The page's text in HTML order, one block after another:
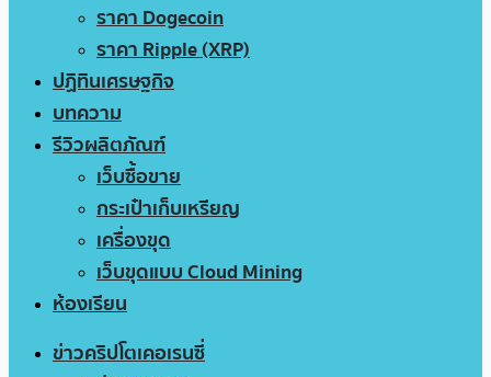
ราคา Dogecoin
ราคา Ripple (XRP)
ปฏิทินเศรษฐกิจ
บทความ
รีวิวผลิตภัณฑ์
เว็บซื้อขาย
กระเป๋าเก็บเหรียญ
เครื่องขุด
เว็บขุดแบบ Cloud Mining
ห้องเรียน
ข่าวคริปโตเคอเรนซี่